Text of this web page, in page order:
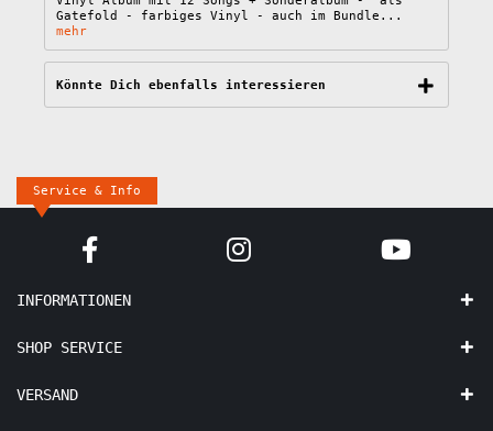
Gatefold - farbiges Vinyl - auch im Bundle...
mehr
Könnte Dich ebenfalls interessieren
Service & Info
INFORMATIONEN
SHOP SERVICE
VERSAND